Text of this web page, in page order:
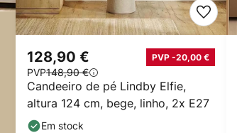
Candeeiro de pé Lindby Elfie,
altura 124 cm, bege, linho, 2x E27
128,90 € PVP -20,00 €
PVP148,90 €
Em stock